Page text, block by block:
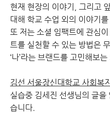
현재 현장의 이야기, 그리고
대해 학교 수업 외의 이야기
또 저는 소셜 임팩트에 관심
트를 실천할 수 있는 방법은 무
‘나’라는 브랜드를 고민해보
김선 서울장신대학교 사회복
실습중 김세진 선생님의 글
습니다.